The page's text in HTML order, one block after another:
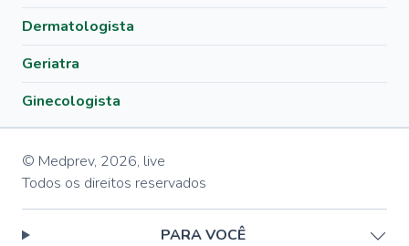
Dermatologista
Geriatra
Ginecologista
© Medprev, 2026, live
Todos os direitos reservados
PARA VOCÊ